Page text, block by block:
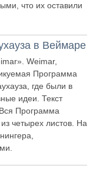
что их оставили
в Веймаре
Weimar,
Программа
где были в
идеи. Текст
Программа
четырех листов. На